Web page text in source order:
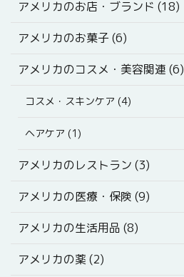
アメリカのお店・ブランド (18)
アメリカのお菓子 (6)
アメリカのコスメ・美容関連 (6)
コスメ・スキンケア (4)
ヘアケア (1)
アメリカのレストラン (3)
アメリカの医療・保険 (9)
アメリカの生活用品 (8)
アメリカの薬 (2)